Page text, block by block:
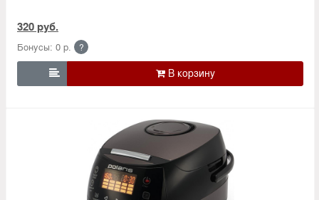
320 руб.
Бонусы: 0 р. ?
